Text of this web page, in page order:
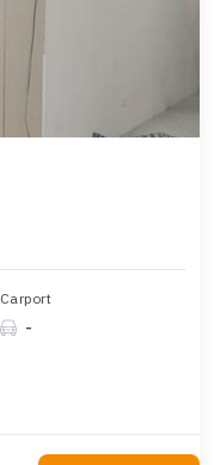
Carport
-